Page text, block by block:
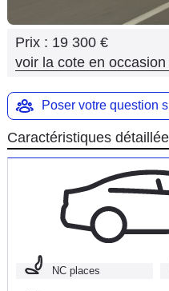
Moto
Marques
Prix : 19 300 €
voir la cote en occasion
Poser votre question
Caractéristiques
NC places